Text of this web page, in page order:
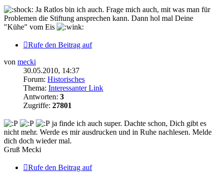
Ja Ratlos bin ich auch. Frage mich auch, mit was man für
Problemen die Stiftung ansprechen kann. Dann hol mal Deine
"Kühe" vom Eis
Rufe den Beitrag auf
von mecki
30.05.2010, 14:37
Forum: Historisches
Thema: Interessanter Link
Antworten: 3
Zugriffe: 27801
ja finde ich auch super. Dachte schon, Dich gibt es
nicht mehr. Werde es mir ausdrucken und in Ruhe nachlesen. Melde
dich doch wieder mal.
Gruß Mecki
Rufe den Beitrag auf